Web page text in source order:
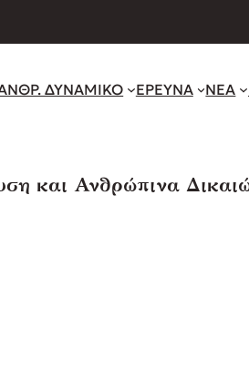
ΔΥΝΑΜΙΚΟ ΕΡΕΥΝΑ ΝΕΑ
και Ανθρώπινα